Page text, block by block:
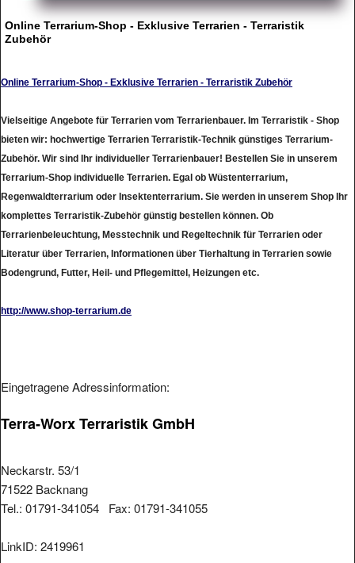
Online Terrarium-Shop - Exklusive Terrarien - Terraristik
Zubehör
Online Terrarium-Shop - Exklusive Terrarien - Terraristik Zubehör
Vielseitige Angebote für Terrarien vom Terrarienbauer. Im Terraristik - Shop
bieten wir: hochwertige Terrarien Terraristik-Technik günstiges Terrarium-
Zubehör. Wir sind Ihr individueller Terrarienbauer! Bestellen Sie in unserem
Terrarium-Shop individuelle Terrarien. Egal ob Wüstenterrarium,
Regenwaldterrarium oder Insektenterrarium. Sie werden in unserem Shop Ihr
komplettes Terraristik-Zubehör günstig bestellen können. Ob
Terrarienbeleuchtung, Messtechnik und Regeltechnik für Terrarien oder
Literatur über Terrarien, Informationen über Tierhaltung in Terrarien sowie
Bodengrund, Futter, Heil- und Pflegemittel, Heizungen etc.
http://www.shop-terrarium.de
Eingetragene Adressinformation:
Terra-Worx Terraristik GmbH
Neckarstr. 53/1
71522 Backnang
Tel.: 01791-341054 Fax: 01791-341055
LinkID: 2419961